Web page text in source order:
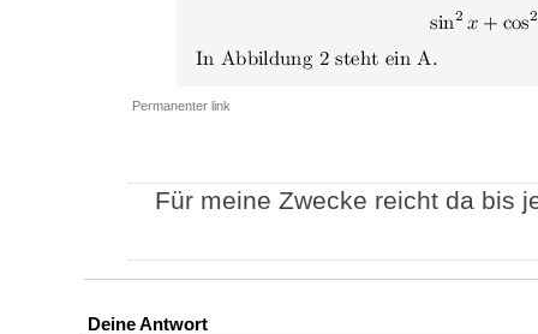
Permanenter link
Für meine Zwecke reicht da bis
Deine Antwort